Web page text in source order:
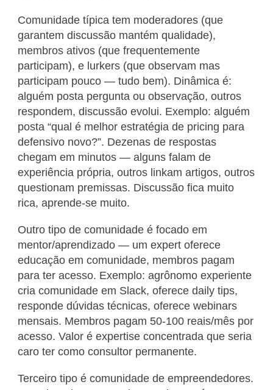
Comunidade típica tem moderadores (que
garantem discussão mantém qualidade),
membros ativos (que frequentemente
participam), e lurkers (que observam mas
participam pouco — tudo bem). Dinâmica é:
alguém posta pergunta ou observação, outros
respondem, discussão evolui. Exemplo: alguém
posta “qual é melhor estratégia de pricing para
defensivo novo?”. Dezenas de respostas
chegam em minutos — alguns falam de
experiência própria, outros linkam artigos, outros
questionam premissas. Discussão fica muito
rica, aprende-se muito.
Outro tipo de comunidade é focado em
mentor/aprendizado — um expert oferece
educação em comunidade, membros pagam
para ter acesso. Exemplo: agrônomo experiente
cria comunidade em Slack, oferece daily tips,
responde dúvidas técnicas, oferece webinars
mensais. Membros pagam 50-100 reais/mês por
acesso. Valor é expertise concentrada que seria
caro ter como consultor permanente.
Terceiro tipo é comunidade de empreendedores.